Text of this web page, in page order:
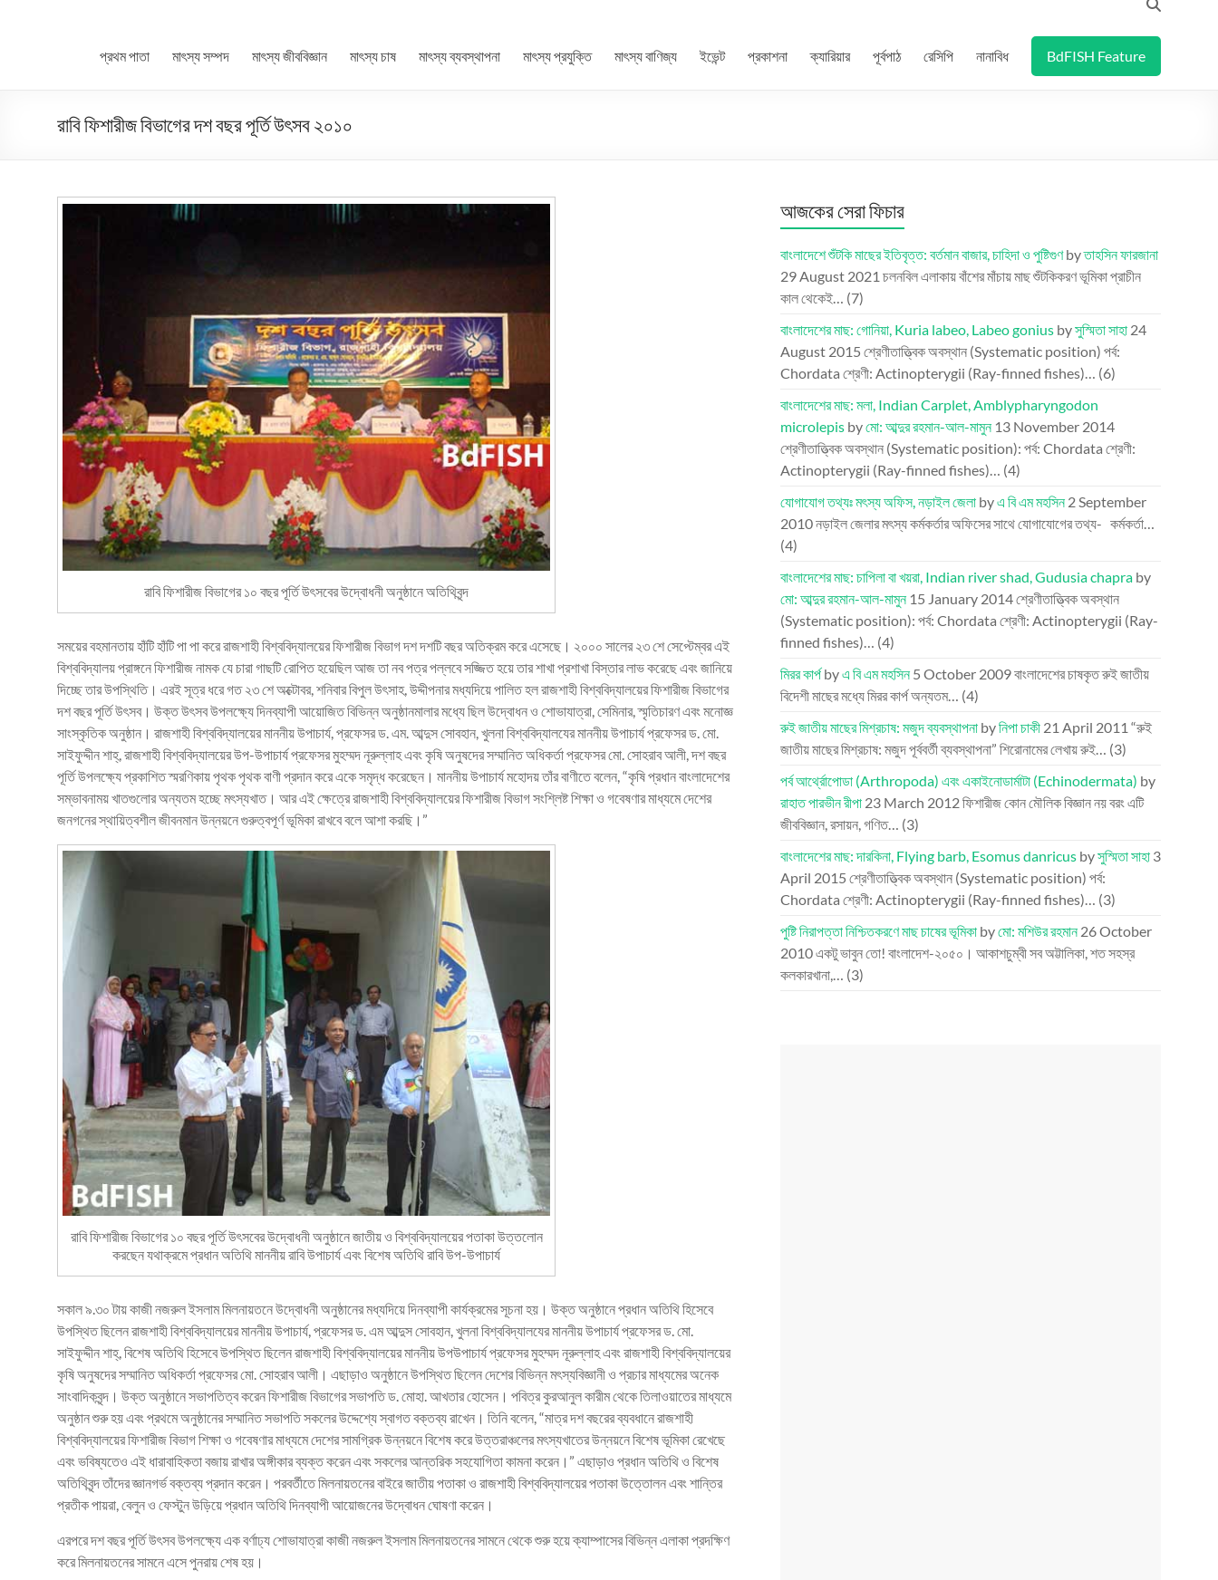
প্রথম পাতা মাৎস্য সম্পদ মাৎস্য জীববিজ্ঞান মাৎস্য চাষ মাৎস্য ব্যবস্থাপনা মাৎস্য প্রযুক্তি মাৎস্য বাণিজ্য ইভেন্ট প্রকাশনা ক্যারিয়ার পূর্বপাঠ রেসিপি নানাবিধ BdFISH Feature
রাবি ফিশারীজ বিভাগের দশ বছর পূর্তি উৎসব ২০১০
রাবি ফিশারীজ বিভাগের ১০ বছর পূর্তি উৎসবের উদ্বোধনী অনুষ্ঠানে অতিথিবৃন্দ
সময়ের বহমানতায় হাঁটি হাঁটি পা পা করে রাজশাহী বিশ্ববিদ্যালয়ের ফিশারীজ বিভাগ দশ দশটি বছর অতিক্রম করে এসেছে। ২০০০ সালের ২৩ শে সেপ্টেম্বর এই
বিশ্ববিদ্যালয় প্রাঙ্গনে ফিশারীজ নামক যে চারা গাছটি রোপিত হয়েছিল আজ তা নব পত্র পল্লবে সজ্জিত হয়ে তার শাখা প্রশাখা বিস্তার লাভ করেছে এবং জানিয়ে
দিচ্ছে তার উপস্থিতি। এরই সূত্র ধরে গত ২৩ শে অক্টোবর, শনিবার বিপুল উৎসাহ, উদ্দীপনার মধ্যদিয়ে পালিত হল রাজশাহী বিশ্ববিদ্যালয়ের ফিশারীজ বিভাগের
দশ বছর পূর্তি উৎসব। উক্ত উৎসব উপলক্ষ্যে দিনব্যাপী আয়োজিত বিভিন্ন অনুষ্ঠানমালার মধ্যে ছিল উদ্বোধন ও শোভাযাত্রা, সেমিনার, ‌স্মৃতিচারণ এবং মনোজ্ঞ
সাংস্কৃতিক অনুষ্ঠান। রাজশাহী বিশ্ববিদ্যালয়ের মাননীয় উপাচার্য, প্রফেসর ড. এম. আব্দুস সোবহান, খুলনা বিশ্ববিদ্যালযের মাননীয় উপাচার্য প্রফেসর ড. মো.
সাইফুদ্দীন শাহ্, রাজশাহী বিশ্ববিদ্যালয়ের উপ-উপাচার্য প্রফেসর মুহম্মদ নূরুল্লাহ এবং কৃষি অনুষদের সম্মানিত অধিকর্তা প্রফেসর মো. সোহরাব আলী, দশ বছর
পূর্তি উপলক্ষ্যে প্রকাশিত স্মরণিকায় পৃথক পৃথক বাণী প্রদান করে একে সমৃদ্ধ করেছেন। মাননীয় উপাচার্য মহোদয় তাঁর বাণীতে বলেন, “কৃষি প্রধান বাংলাদেশের
সম্ভাবনাময় খাতগুলোর অন্যতম হচ্ছে মৎস্যখাত। আর এই ক্ষেত্রে রাজশাহী বিশ্ববিদ্যালয়ের ফিশারীজ বিভাগ সংশ্লিষ্ট শিক্ষা ও গবেষণার মাধ্যমে দেশের
জনগনের স্থায়িত্বশীল জীবনমান উন্নয়নে গুরুত্বপূর্ণ ভূমিকা রাখবে বলে আশা করছি।”
রাবি ফিশারীজ বিভাগের ১০ বছর পূর্তি উৎসবের উদ্বোধনী অনুষ্ঠানে জাতীয় ও বিশ্ববিদ্যালয়ের পতাকা উত্তলোন
করছেন যথাক্রমে প্রধান অতিথি মাননীয় রাবি উপাচার্য এবং বিশেষ অতিথি রাবি উপ-উপাচার্য
সকাল ৯.৩০ টায় কাজী নজরুল ইসলাম মিলনায়তনে উদ্বোধনী অনুষ্ঠানের মধ্যদিয়ে দিনব্যাপী কার্যক্রমের সূচনা হয়। উক্ত অনুষ্ঠানে প্রধান অতিথি হিসেবে
উপস্থিত ছিলেন রাজশাহী বিশ্ববিদ্যালয়ের মাননীয় উপাচার্য, প্রফেসর ড. এম আব্দুস সোবহান, খুলনা বিশ্ববিদ্যালযের মাননীয় উপাচার্য প্রফেসর ড. মো.
সাইফুদ্দীন শাহ্, বিশেষ অতিথি হিসেবে উপস্থিত ছিলেন রাজশাহী বিশ্ববিদ্যালয়ের মাননীয় উপউপাচার্য প্রফেসর মুহম্মদ নূরুল্লাহ এবং রাজশাহী বিশ্ববিদ্যালয়ের
কৃষি অনুষদের সম্মানিত অধিকর্তা প্রফেসর মো. সোহরাব আলী। এছাড়াও অনুষ্ঠানে উপস্থিত ছিলেন দেশের বিভিন্ন মৎস্যবিজ্ঞানী ও প্রচার মাধ্যমের অনেক
সাংবাদিকবৃন্দ। উক্ত অনুষ্ঠানে সভাপতিত্ব করেন ফিশারীজ বিভাগের সভাপতি ড. মোহা. আখতার হোসেন। পবিত্র কুরআনুল কারীম থেকে তিলাওয়াতের মাধ্যমে
অনুষ্ঠান শুরু হয় এবং প্রথমে অনুষ্ঠানের সম্মানিত সভাপতি সকলের উদ্দেশ্যে স্বাগত বক্তব্য রাখেন। তিনি বলেন, “মাত্র দশ বছরের ব্যবধানে রাজশাহী
বিশ্ববিদ্যালয়ের ফিশারীজ বিভাগ শিক্ষা ও গবেষণার মাধ্যমে দেশের সামগ্রিক উন্নয়নে বিশেষ করে উত্তরাঞ্চলের মৎস্যখাতের উন্নয়নে বিশেষ ভূমিকা রেখেছে
এবং ভবিষ্যতেও এই ধারাবাহিকতা বজায় রাখার অঙ্গীকার ব্যক্ত করেন এবং সকলের আন্তরিক সহযোগিতা কামনা করেন।” এছাড়াও প্রধান অতিথি ও বিশেষ
অতিথিবৃন্দ তাঁদের জ্ঞানগর্ভ বক্তব্য প্রদান করেন। পরবর্তীতে মিলনায়তনের বাইরে জাতীয় পতাকা ও রাজশাহী বিশ্ববিদ্যালয়ের পতাকা উত্তোলন এবং শান্তির
প্রতীক পায়রা, বেলুন ও ফেস্টুন উড়িয়ে প্রধান অতিথি দিনব্যাপী আয়োজনের উদ্বোধন ঘোষণা করেন।
এরপরে দশ বছর পূর্তি উৎসব উপলক্ষ্যে এক বর্ণাঢ্য শোভাযাত্রা কাজী নজরুল ইসলাম মিলনায়তনের সামনে থেকে শুরু হয়ে ক্যাম্পাসের বিভিন্ন এলাকা প্রদক্ষিণ
করে মিলনায়তনের সামনে এসে পুনরায় শেষ হয়।
আজকের সেরা ফিচার
বাংলাদেশে শুঁটকি মাছের ইতিবৃত্ত: বর্তমান বাজার, চাহিদা ও পুষ্টিগুণbyতাহসিন ফারজানা
29 August 2021 চলনবিল এলাকায় বাঁশের মাঁচায় মাছ শুঁটকিকরণ ভূমিকা প্রাচীন
কাল থেকেই… (7)
বাংলাদেশের মাছ: গোনিয়া, Kuria labeo, Labeo gonius byসুস্মিতা সাহা 24
August 2015 শ্রেণীতাত্ত্বিক অবস্থান (Systematic position) পর্ব:
Chordata শ্রেণী: Actinopterygii (Ray-finned fishes)… (6)
বাংলাদেশের মাছ: মলা, Indian Carplet, Amblypharyngodon
microlepis byমো: আব্দুর রহমান-আল-মামুন 13 November 2014
শ্রেণীতাত্ত্বিক অবস্থান (Systematic position): পর্ব: Chordata শ্রেণী:
Actinopterygii (Ray-finned fishes)… (4)
যোগাযোগ তথ্যঃ মৎস্য অফিস, নড়াইল জেলা byএ বি এম মহসিন 2 September
2010নড়াইল জেলার মৎস্য কর্মকর্তার অফিসের সাথে যোগাযোগের তথ্য- কর্মকর্তা…
(4)
বাংলাদেশের মাছ: চাপিলা বা খয়রা, Indian river shad, Gudusia chapra by
মো: আব্দুর রহমান-আল-মামুন 15 January 2014শ্রেণীতাত্ত্বিক অবস্থান
(Systematic position): পর্ব: Chordata শ্রেণী: Actinopterygii (Ray-
finned fishes)… (4)
মিরর কার্পbyএ বি এম মহসিন 5 October 2009বাংলাদেশের চাষকৃত রুই জাতীয়
বিদেশী মাছের মধ্যে মিরর কার্প অন্যতম… (4)
রুই জাতীয় মাছের মিশ্রচাষ: মজুদ ব্যবস্থাপনা byনিপা চাকী 21 April 2011 “রুই
জাতীয় মাছের মিশ্রচাষ: মজুদ পূর্ববর্তী ব্যবস্থাপনা” শিরোনামের লেখায় রুই… (3)
পর্ব আর্থ্রোপোডা (Arthropoda) এবং একাইনোডার্মাটা (Echinodermata) by
রাহাত পারভীন রীপা 23 March 2012ফিশারীজ কোন মৌলিক বিজ্ঞান নয় বরং এটি
জীববিজ্ঞান, রসায়ন, গণিত… (3)
বাংলাদেশের মাছ: দারকিনা, Flying barb, Esomus danricus byসুস্মিতা সাহা 3
April 2015 শ্রেণীতাত্ত্বিক অবস্থান (Systematic position) পর্ব:
Chordata শ্রেণী: Actinopterygii (Ray-finned fishes)… (3)
পুষ্টি নিরাপত্তা নিশ্চিতকরণে মাছ চাষের ভূমিকা byমো: মশিউর রহমান 26 October
2010একটু ভাবুন তো! বাংলাদেশ-২০৫০। আকাশচুম্বী সব অট্টালিকা, শত সহস্র
কলকারখানা,… (3)